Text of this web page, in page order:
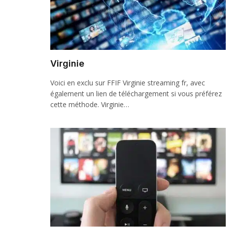
Virginie
Voici en exclu sur FFIF Virginie streaming fr, avec
également un lien de téléchargement si vous préférez
cette méthode. Virginie…